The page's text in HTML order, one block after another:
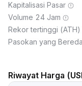
Kapitalisasi Pasar
Volume 24 Jam
Rekor tertinggi (ATH)
Pasokan yang
Riwayat Harga